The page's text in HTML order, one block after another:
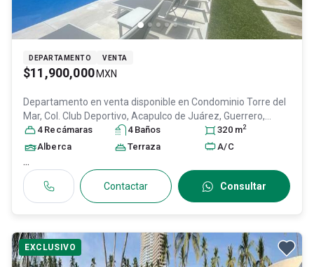
DEPARTAMENTO VENTA
$11,900,000 MXN
Departamento en venta disponible en Condominio Torre del
Mar, Col. Club Deportivo, Acapulco de Juárez, Guerrero,
México, C.P. 39690 , ID: 26803564
4 Recámaras 4 Baños 320 m2
Alberca Terraza A/C
...
Contactar Consultar
EXCLUSIVO